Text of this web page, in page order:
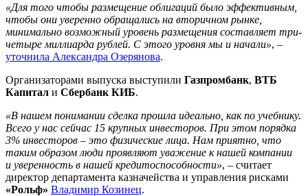
«Для того чтобы размещение облигаций было эффективным,
чтобы они уверенно обращались на вторичном рынке,
минимально возможный уровень размещения составляет три-
четыре миллиарда рублей. С этого уровня мы и начали», –
уточнила Александра Озерянова.
Организаторами выпуска выступили Газпромбанк, ВТБ
Капитал и Сбербанк КИБ.
«В нашем понимании сделка прошла идеально, как по учебнику.
Всего у нас сейчас 15 крупных инвесторов. При этом порядка
3% инвесторов – это физические лица. Нам приятно, что
таким образом люди проявляют уважение к нашей компании
и уверенность в нашей кредитоспособности», – считает
директор департамента казначейства и управления рисками
«Рольф» Владимир Козинец.